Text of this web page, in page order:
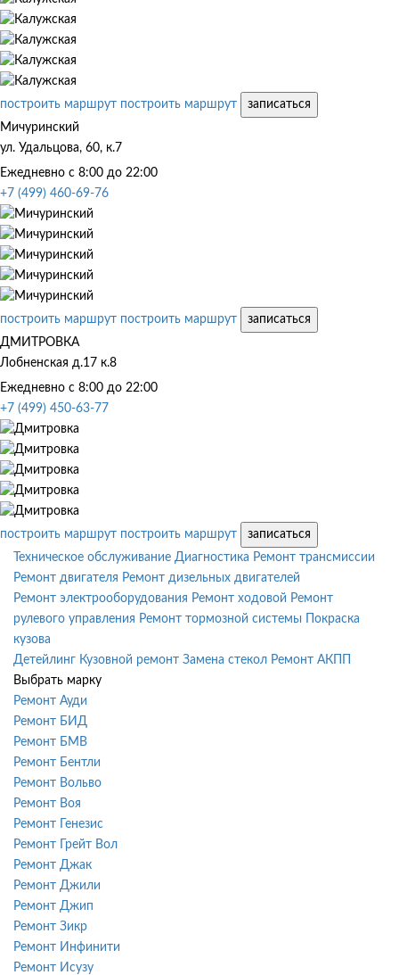
построить маршрут построить маршрут
записаться
Мичуринский
ул. Удальцова, 60, к.7
Ежедневно с 8:00 до 22:00
+7 (499) 460-69-76
построить маршрут построить маршрут
записаться
ДМИТРОВКА
Лобненская д.17 к.8
Ежедневно с 8:00 до 22:00
+7 (499) 450-63-77
построить маршрут построить маршрут
записаться
Техническое обслуживание Диагностика Ремонт трансмиссии
Ремонт двигателя Ремонт дизельных двигателей
Ремонт электрооборудования Ремонт ходовой Ремонт
рулевого управления Ремонт тормозной системы
Покраска
кузова
Детейлинг Кузовной ремонт Замена стекол Ремонт АКПП
Выбрать марку
Ремонт Ауди
Ремонт БИД
Ремонт БМВ
Ремонт Бентли
Ремонт Вольво
Ремонт Воя
Ремонт Генезис
Ремонт Грейт Вол
Ремонт Джак
Ремонт Джили
Ремонт Джип
Ремонт Зикр
Ремонт Инфинити
Ремонт Исузу